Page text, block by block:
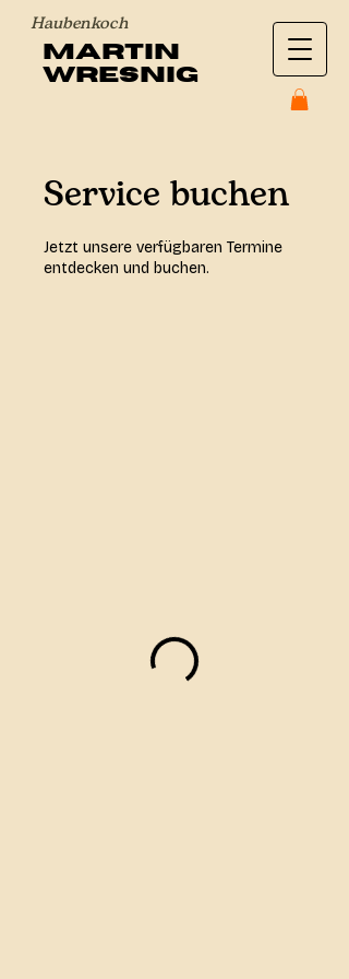
Haubenkoch
Martin
Wresnig
Service buchen
Jetzt unsere verfügbaren Termine
entdecken und buchen.